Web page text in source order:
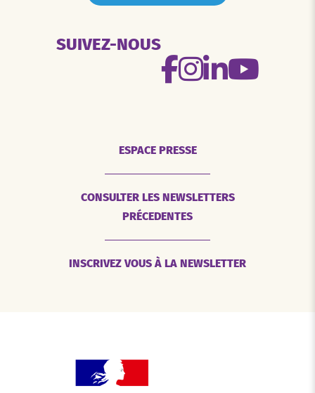
SUIVEZ-NOUS
ESPACE PRESSE
CONSULTER LES NEWSLETTERS
PRÉCEDENTES
INSCRIVEZ VOUS À LA NEWSLETTER